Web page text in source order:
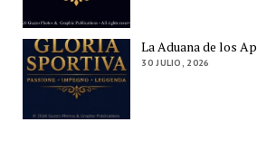
La Aduana de los
30 JULIO, 2026